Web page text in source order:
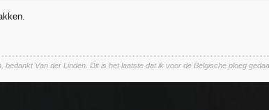
bedankt Van der Linden. Dit is het laatste dat ik voor de Belgische ploeg